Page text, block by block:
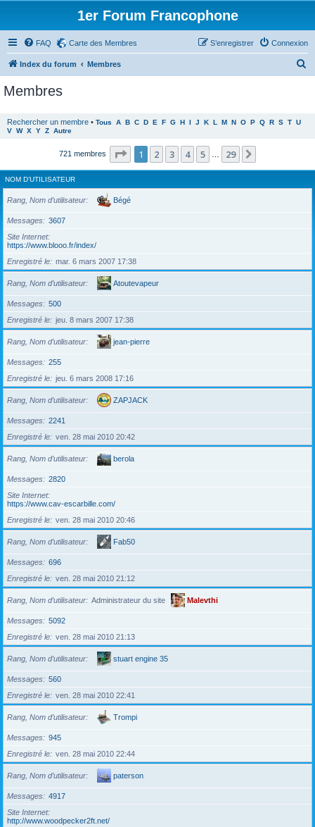
1er Forum Francophone
FAQ Carte des Membres Connexion
S’enregistrer
Index du forum Membres
Membres
Rechercher un membre • Tous A B C D E F G H I J K L M N O P Q R S T U
V W X Y Z Autre
721 membres Page 1sur
1 2 3 4 5 29
NOM D’UTILISATEUR
Rang, Nom d’utilisateur Bégé
Messages
3607
Site Internet
https://www.blooo.fr/index/
Enregistré le
mar. 6 mars 2007 17:38
Rang, Nom d’utilisateur Atoutevapeur
Messages
500
Enregistré le
jeu. 8 mars 2007 17:38
Rang, Nom d’utilisateur jean-pierre
Messages
255
Enregistré le
jeu. 6 mars 2008 17:16
Rang, Nom d’utilisateur ZAPJACK
Messages
2241
Enregistré le
ven. 28 mai 2010 20:42
Rang, Nom d’utilisateur berola
Messages
2820
Site Internet
https://www.cav-escarbille.com/
Enregistré le
ven. 28 mai 2010 20:46
Rang, Nom d’utilisateur Fab50
Messages
696
Enregistré le
ven. 28 mai 2010 21:12
Rang, Nom d’utilisateur Administrateur du site Malevthi
Messages
5092
Enregistré le
ven. 28 mai 2010 21:13
Rang, Nom d’utilisateur stuart engine 35
Messages
560
Enregistré le
ven. 28 mai 2010 22:41
Rang, Nom d’utilisateur Trompi
Messages
945
Enregistré le
ven. 28 mai 2010 22:44
Rang, Nom d’utilisateur paterson
Messages
4917
Site Internet
http://www.woodpecker2ft.net/